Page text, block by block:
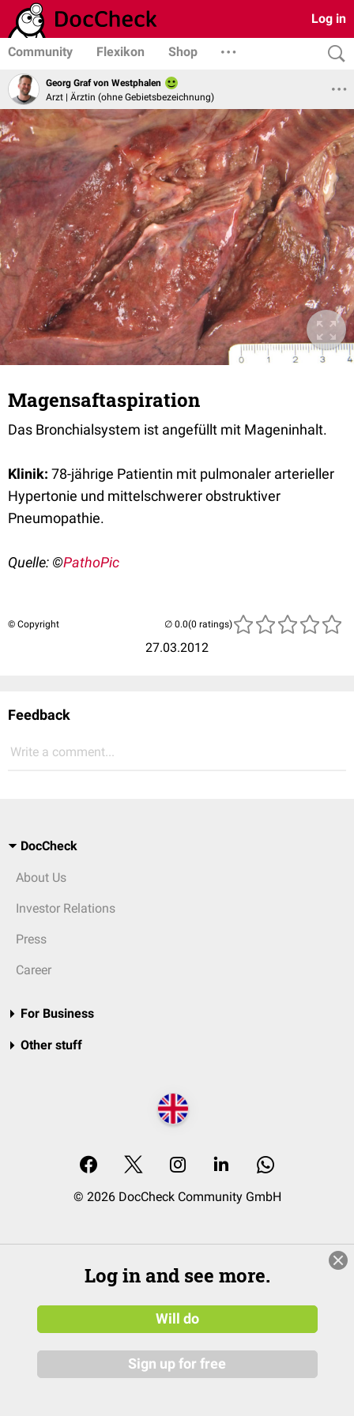
Log in
Community Flexikon Shop
Georg Graf von Westphalen
Arzt | Ärztin (ohne Gebietsbezeichnung)
Magensaftaspiration
Das Bronchialsystem ist angefüllt mit Mageninhalt.
Klinik: 78-jährige Patientin mit pulmonaler arterieller
Hypertonie und mittelschwerer obstruktiver
Pneumopathie.
Quelle: ©PathoPic
© Copyright
27.03.2012
(0 ratings)
Feedback
Write a comment...
DocCheck
About Us
Investor Relations
Press
Career
For Business
Other stuff
© 2026 DocCheck Community GmbH
Log in and see more.
Will do
Sign up for free